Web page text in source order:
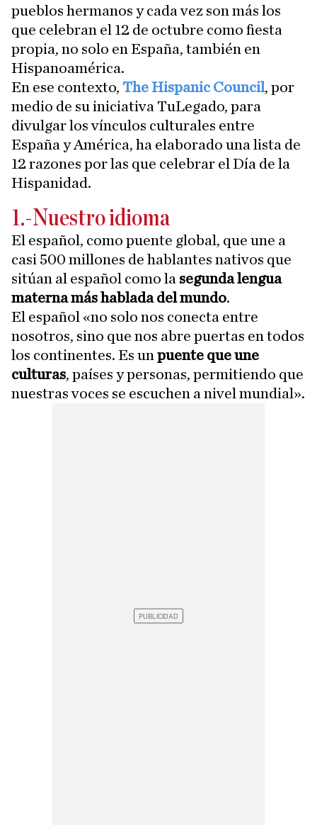
pueblos hermanos y cada vez son más los
que celebran el 12 de octubre como fiesta
propia, no solo en España, también en
Hispanoamérica.
En ese contexto, The Hispanic Council, por
medio de su iniciativa TuLegado, para
divulgar los vínculos culturales entre
España y América, ha elaborado una lista de
12 razones por las que celebrar el Día de la
Hispanidad.
1.-Nuestro idioma
El español, como puente global, que une a
casi 500 millones de hablantes nativos que
sitúan al español como la segunda lengua
materna más hablada del mundo.
El español «no solo nos conecta entre
nosotros, sino que nos abre puertas en todos
los continentes. Es un puente que une
culturas, países y personas, permitiendo que
nuestras voces se escuchen a nivel mundial».